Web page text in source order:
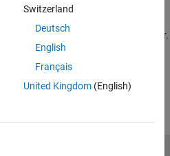
Prover to check compliance with
code metrics by using Bug Finder.
was this information?
Switzerland
Deutsch
English
Français
United Kingdom(English)